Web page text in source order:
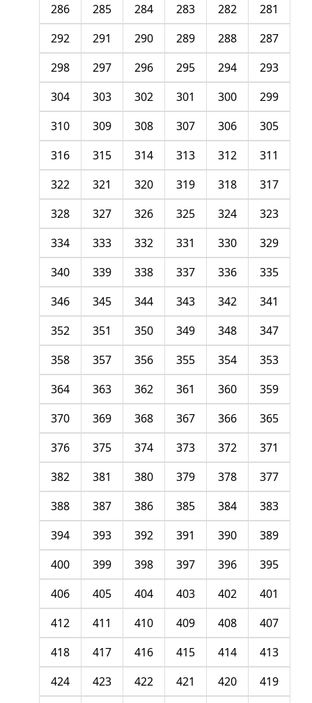
281
282
283
284
285
286
287
288
289
290
291
292
293
294
295
296
297
298
299
300
301
302
303
304
305
306
307
308
309
310
311
312
313
314
315
316
317
318
319
320
321
322
323
324
325
326
327
328
329
330
331
332
333
334
335
336
337
338
339
340
341
342
343
344
345
346
347
348
349
350
351
352
353
354
355
356
357
358
359
360
361
362
363
364
365
366
367
368
369
370
371
372
373
374
375
376
377
378
379
380
381
382
383
384
385
386
387
388
389
390
391
392
393
394
395
396
397
398
399
400
401
402
403
404
405
406
407
408
409
410
411
412
413
414
415
416
417
418
419
420
421
422
423
424